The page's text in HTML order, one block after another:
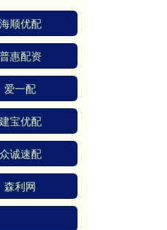
海顺优配
普惠配资
爱一配
建宝优配
众诚速配
森利网